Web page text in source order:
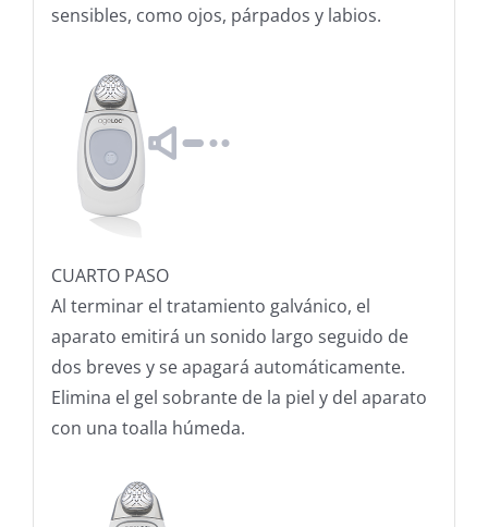
sensibles, como ojos, párpados y labios.
CUARTO PASO
Al terminar el tratamiento galvánico, el
aparato emitirá un sonido largo seguido de
dos breves y se apagará automáticamente.
Elimina el gel sobrante de la piel y del aparato
con una toalla húmeda.